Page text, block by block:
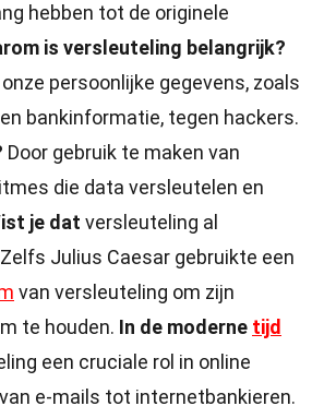
hebben tot de originele
is versleuteling belangrijk?
persoonlijke gegevens, zoals
bankinformatie, tegen hackers.
Door gebruik te maken van
die data versleutelen en
je dat versleuteling al
Julius Caesar gebruikte een
van versleuteling om zijn
te houden. In de moderne tijd
een cruciale rol in online
e-mails tot internetbankieren.